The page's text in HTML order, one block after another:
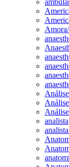
analista